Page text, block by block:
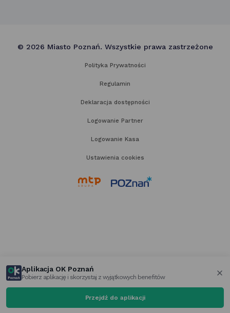
© 2026 Miasto Poznań. Wszystkie prawa zastrzeżone
Polityka Prywatności
Regulamin
Deklaracja dostępności
Logowanie Partner
Logowanie Kasa
Ustawienia cookies
link
link
Aplikacja OK Poznań
Pobierz aplikację i skorzystaj z wyjątkowych benefitów
Przejdź do aplikacji